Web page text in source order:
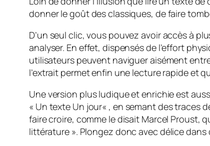
donner le goût des classiques, de faire
D’un seul clic, vous pouvez avoir accès à
analyser. En effet, dispensés de l’effort
utilisateurs peuvent naviguer aisément
l’extrait permet enfin une lecture rapide et
Une version plus ludique et enrichie est
« Un texte Un jour« , en semant des traces
faire croire, comme le disait Marcel Proust,
littérature». Plongez donc avec délice